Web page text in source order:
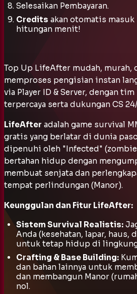
Selesaikan Pembayaran.
Credits akan otomatis masuk
hitungan menit!
Top Up LifeAfter mudah, murah,
memproses pengisian instan
via Player ID & Server, dengan
terpercaya serta dukungan CS
LifeAfter adalah game survival
gratis yang berlatar di dunia
dipenuhi oleh "Infected"
bertahan hidup dengan
membuat senjata dan
tempat perlindungan (Manor).
Keunggulan dan Fitur LifeAfter:
Sistem Survival Realistis:
Anda (kesehatan, lapar, haus,
untuk tetap hidup di
Crafting & Base Building:
dan bahan lainnya untuk
dan membangun Manor
nol.